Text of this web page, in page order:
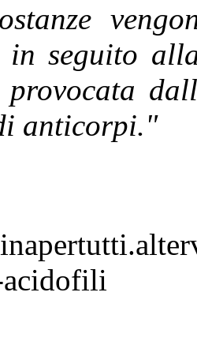
in seguito
anticorpi."